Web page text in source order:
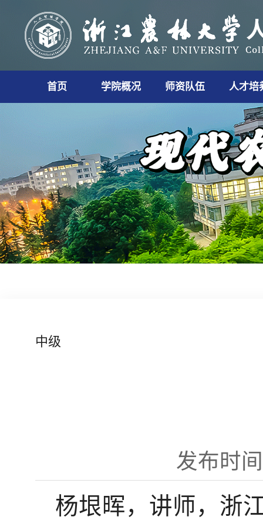
首页 学院概况 师资队伍 人才培
中级
发布时
杨垠晖，讲师，浙